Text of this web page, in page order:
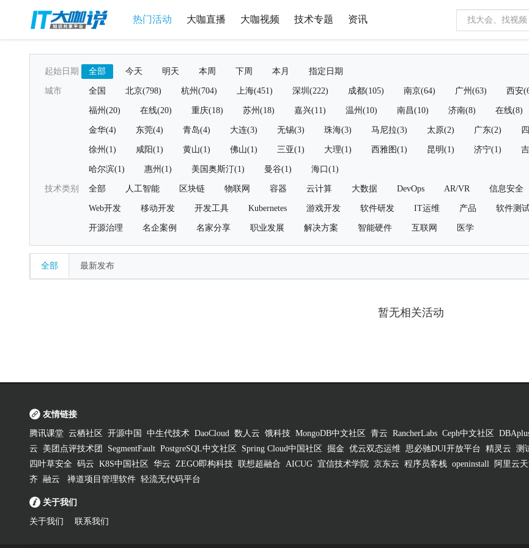
热门活动 大咖直播 大咖视频 技术专题 资讯
起始日期 全部 今天 明天 本周 下周 本月 指定日期
城市 全国 北京(798) 杭州(704) 上海(451) 深圳(222) 成都(105) 南京(64) 广州(63) 西安
福州(20) 在线(20) 重庆(18) 苏州(18) 嘉兴(11) 温州(10) 南昌(10) 济南(8) 在线(8)
金华(4) 东莞(4) 青岛(4) 大连(3) 无锡(3) 珠海(3) 马尼拉(3) 太原(2) 广东(2)
徐州(1) 咸阳(1) 黄山(1) 佛山(1) 三亚(1) 大理(1) 西雅图(1) 昆明(1) 济宁(1)
哈尔滨(1) 惠州(1) 美国奥斯汀(1) 曼谷(1) 海口(1)
技术类别 全部 人工智能 区块链 物联网 容器 云计算 大数据 DevOps AR/VR 信息安全
Web开发 移动开发 开发工具 Kubernetes 游戏开发 软件研发 IT运维 产品 软件测
开源治理 名企案例 名家分享 职业发展 解决方案 智能硬件 互联网 医学
全部 最新发布
暂无相关活动
友情链接
腾讯课堂 云栖社区 开源中国 中生代技术 DaoCloud 数人云 饿科技 MongoDB中文社区 青云 RancherLabs Ceph中文社区
云
美团点评技术团 SegmentFault PostgreSQL中文社区 Spring Cloud中国社区 掘金 优云双态运维 思必驰DUI开放平台 精灵云 测
四叶草安全 码云 K8S中国社区 华云 ZEGO即构科技 联想超融合 AICUG 宜信技术学院 京东云 程序员客栈 openinstall 阿里云
齐 融云 禅道项目管理软件 轻流无代码平台
关于我们
关于我们 联系我们